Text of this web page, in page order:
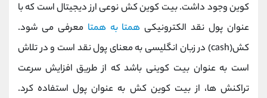
کوین وجود داشت. بیت کوین کش نوعی ارز دیجیتال است که با
عنوان پول نقد الکترونیکی همتا به همتا معرفی می شود.
کش(cash) در زبان انگلیسی به معنای پول نقد است و در تلاش
است به عنوان بیت کوینی باشد که از طریق افزایش سرعت
تراکنش ها، از بیت کوین کش به عنوان پول استفاده کرد.